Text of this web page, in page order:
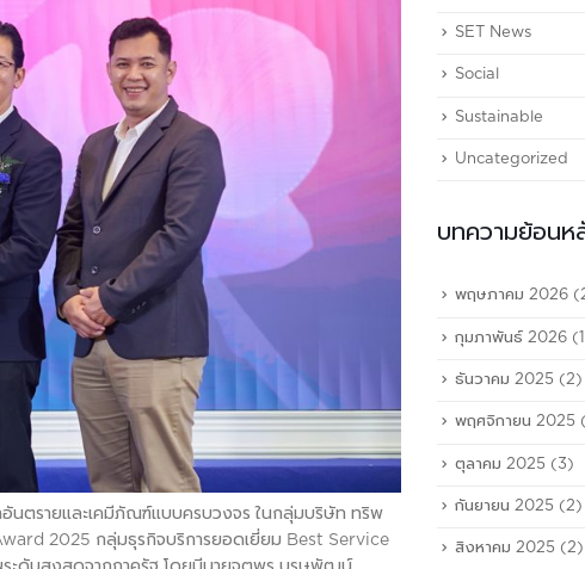
อันตรายและเคมีภัณฑ์แบบครบวงจร ในกลุ่มบริษัท ทริพ
2025 กลุ่มธุรกิจบริการยอดเยี่ยม Best Service
SET News
Social
Sustainable
Uncategorized
บทความย้อนห
พฤษภาคม 2026
กุมภาพันธ์ 2026
ธันวาคม 2025 (2)
พฤศจิกายน 2025
ตุลาคม 2025 (3)
กันยายน 2025 (2)
สิงหาคม 2025 (2)